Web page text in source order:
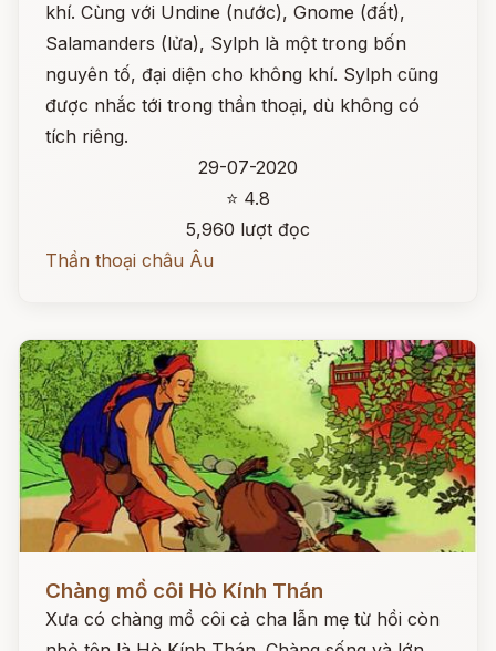
khí. Cùng với Undine (nước), Gnome (đất),
Salamanders (lửa), Sylph là một trong bốn
nguyên tố, đại diện cho không khí. Sylph cũng
được nhắc tới trong thần thoại, dù không có
tích riêng.
29-07-2020
⭐ 4.8
5,960 lượt đọc
Thần thoại châu Âu
Chàng mồ côi Hò Kính Thán
Xưa có chàng mồ côi cả cha lẫn mẹ từ hồi còn